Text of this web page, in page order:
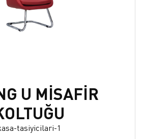
U MİSAFİR
tasiyicilari-1